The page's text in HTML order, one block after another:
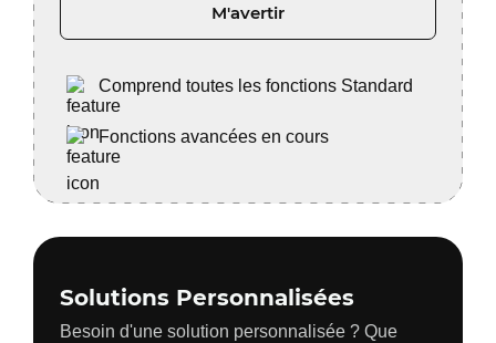
M'avertir
Comprend toutes les fonctions Standard
Fonctions avancées en cours
Solutions Personnalisées
Besoin d'une solution personnalisée ? Que